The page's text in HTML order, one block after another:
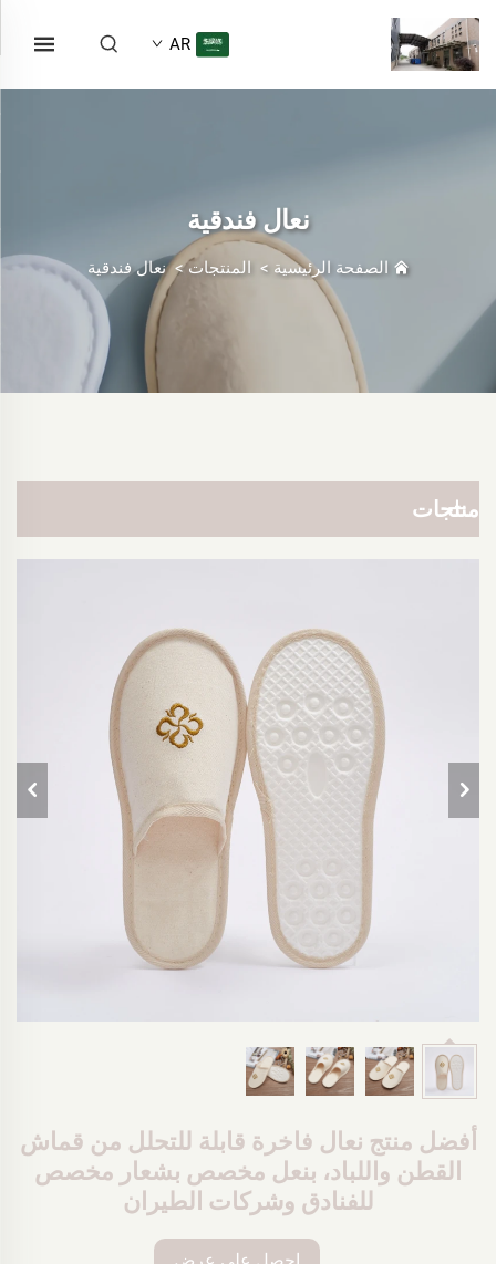
AR
نعال فندقية
الصفحة الرئيسية > المنتجات>نعال فندقية
منتجات
أفضل منتج نعال فاخرة قابلة للتحلل من قماش
القطن واللباد، بنعل مخصص بشعار مخصص
للفنادق وشركات الطيران